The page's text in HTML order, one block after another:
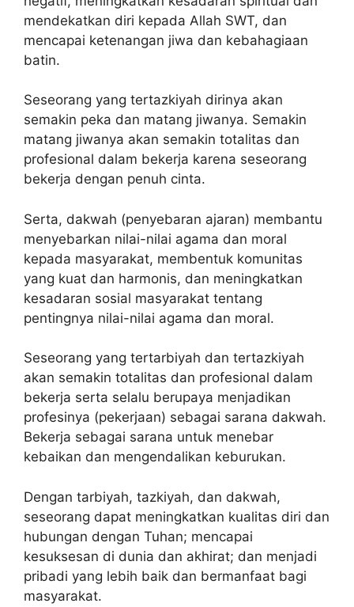
mendekatkan diri kepada Allah SWT, dan
mencapai ketenangan jiwa dan kebahagiaan
batin.
Seseorang yang tertazkiyah dirinya akan
semakin peka dan matang jiwanya. Semakin
matang jiwanya akan semakin totalitas dan
profesional dalam bekerja karena seseorang
bekerja dengan penuh cinta.
Serta, dakwah (penyebaran ajaran) membantu
menyebarkan nilai-nilai agama dan moral
kepada masyarakat, membentuk komunitas
yang kuat dan harmonis, dan meningkatkan
kesadaran sosial masyarakat tentang
pentingnya nilai-nilai agama dan moral.
Seseorang yang tertarbiyah dan tertazkiyah
akan semakin totalitas dan profesional dalam
bekerja serta selalu berupaya menjadikan
profesinya (pekerjaan) sebagai sarana dakwah.
Bekerja sebagai sarana untuk menebar
kebaikan dan mengendalikan keburukan.
Dengan tarbiyah, tazkiyah, dan dakwah,
seseorang dapat meningkatkan kualitas diri dan
hubungan dengan Tuhan; mencapai
kesuksesan di dunia dan akhirat; dan menjadi
pribadi yang lebih baik dan bermanfaat bagi
masyarakat.